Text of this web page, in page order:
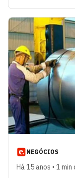
NEGÓCIOS
Há 15 anos • 1